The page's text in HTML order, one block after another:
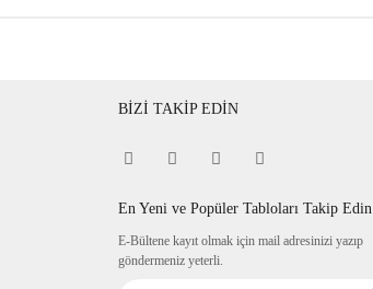
BİZİ TAKİP EDİN
En Yeni ve Popüler Tabloları Takip Edin
E-Bültene kayıt olmak için mail adresinizi yazıp
göndermeniz yeterli.